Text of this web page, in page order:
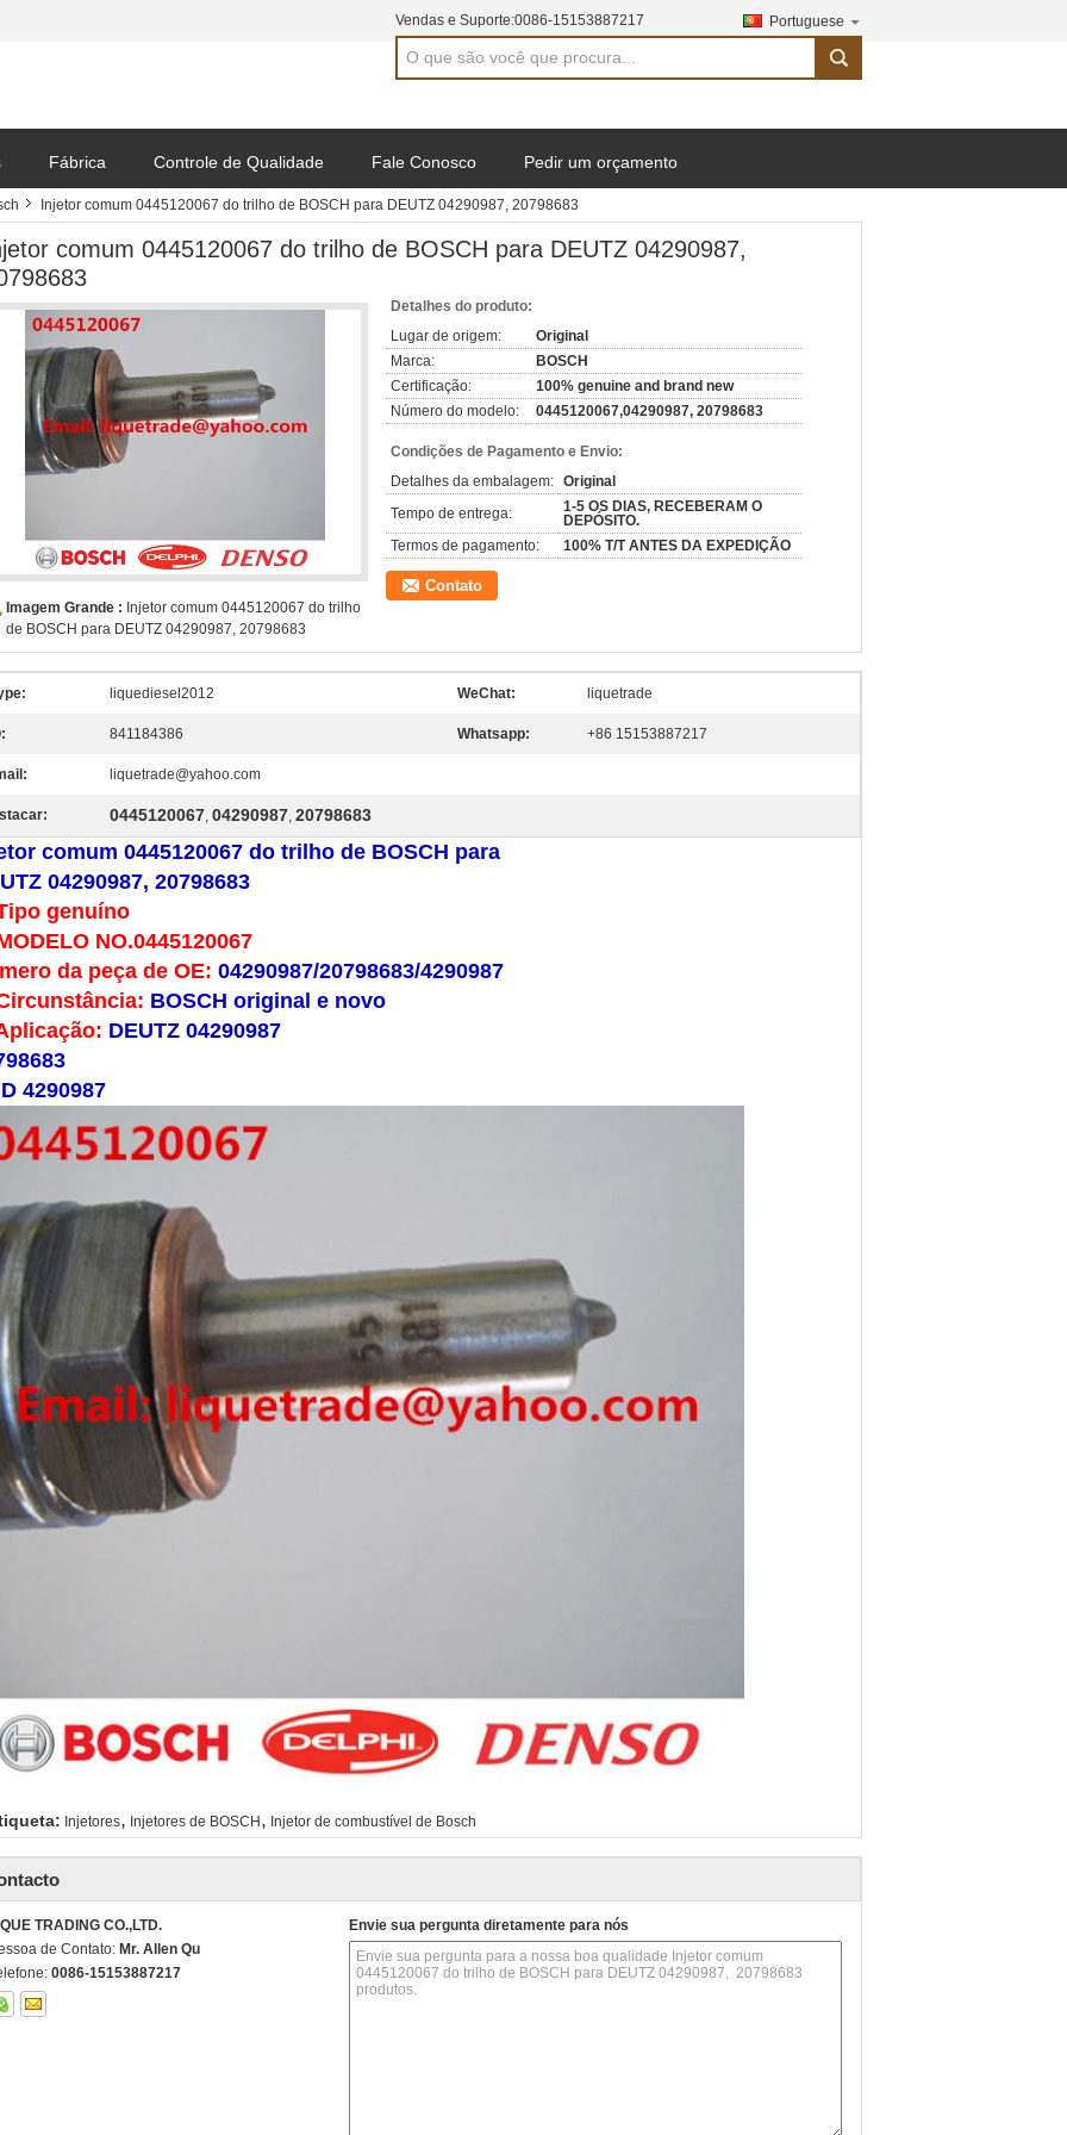
Vendas e Suporte:0086-15153887217 Portuguese
search
Fábrica Controle de Qualidade Fale Conosco Pedir um orçamento
Injetor comum 0445120067 do trilho de BOSCH para DEUTZ 04290987, 20798683
comum 0445120067 do trilho de BOSCH para DEUTZ 04290987,
Imagem Grande : Injetor comum 0445120067 do trilho
de BOSCH para DEUTZ 04290987, 20798683
Detalhes do produto:
Lugar de origem:
Original
Marca:
BOSCH
Certificação:
100% genuine and brand new
Número do modelo:
0445120067,04290987, 20798683
Condições de Pagamento e Envio:
Detalhes da embalagem: Original
Tempo de entrega:
1-5 OS DIAS, RECEBERAM O
DEPÓSITO.
Termos de pagamento:
100% T/T ANTES DA EXPEDIÇÃO
Contato
liquediesel2012 WeChat: liquetrade
841184386 Whatsapp: +86 15153887217
liquetrade@yahoo.com
0445120067, 04290987, 20798683
comum 0445120067 do trilho de BOSCH para
04290987, 20798683
genuíno
NO.0445120067
da peça de OE: 04290987/20798683/4290987
BOSCH original e novo
DEUTZ 04290987
4290987
Injetores, Injetores de BOSCH , Injetor de combustível de Bosch
TRADING CO.,LTD.
de Contato: Mr. Allen Qu
0086-15153887217
Envie sua pergunta diretamente para nós